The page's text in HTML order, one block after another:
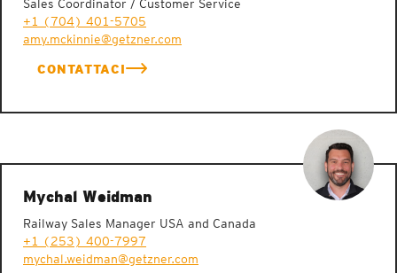
Sales Coordinator / Customer Service
+1 (704) 401-5705
amy.mckinnie@getzner.com
CONTATTACI
Mychal Weidman
Railway Sales Manager USA and Canada
+1 (253) 400-7997
mychal.weidman@getzner.com